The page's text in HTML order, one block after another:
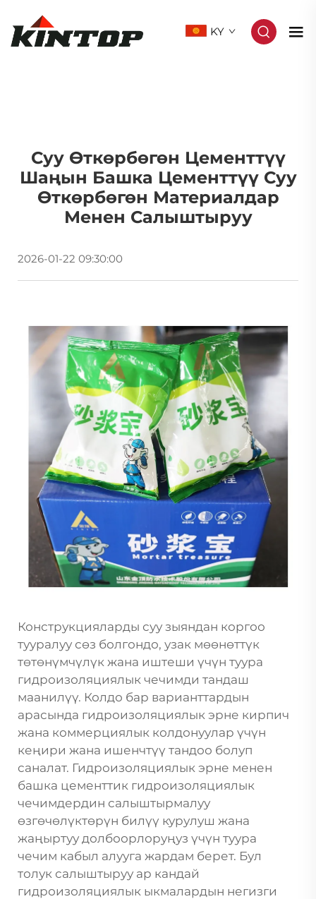
KY
Суу Өткөрбөгөн Цементтүү
Шаңын Башка Цементтүү Суу
Өткөрбөгөн Материалдар
Менен Салыштыруу
2026-01-22 09:30:00
Конструкцияларды суу зыяндан коргоо
тууралуу сөз болгондо, узак мөөнөттүк
төтөнүмчүлүк жана иштеши үчүн туура
гидроизоляциялык чечимди тандаш
маанилүү. Колдо бар варианттардын
арасында гидроизоляциялык эрне кирпич
жана коммерциялык колдонуулар үчүн
кеңири жана ишенчтүү тандоо болуп
саналат. Гидроизоляциялык эрне менен
башка цементтик гидроизоляциялык
чечимдердин салыштырмалуу
өзгөчөлүктөрүн билүү курулуш жана
жаңыртуу долбоорлоруңуз үчүн туура
чечим кабыл алууга жардам берет. Бул
толук салыштыруу ар кандай
гидроизоляциялык ыкмалардын негизги